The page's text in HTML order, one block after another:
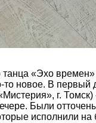
танца «Эхо
то новое. В первый
г.
Были
исполнили